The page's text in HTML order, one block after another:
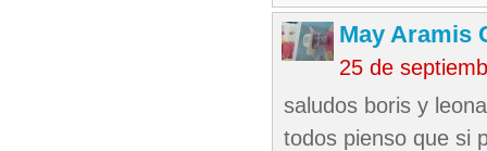
May Aramis
25 de
saludos boris y
todos pienso que si